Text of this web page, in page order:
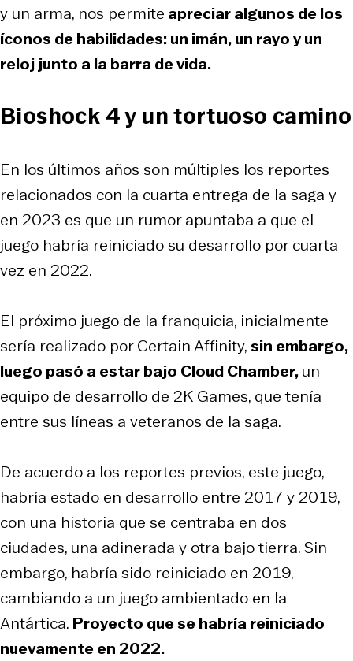
y un arma, nos permite apreciar algunos de los
íconos de habilidades: un imán, un rayo y un
reloj junto a la barra de vida.
Bioshock 4 y un tortuoso camino
En los últimos años son múltiples los reportes
relacionados con la cuarta entrega de la saga y
en 2023 es que un rumor apuntaba a que el
juego habría reiniciado su desarrollo por cuarta
vez en 2022.
El próximo juego de la franquicia, inicialmente
sería realizado por Certain Affinity,sin embargo,
luego pasó a estar bajo Cloud Chamber,un
equipo de desarrollo de 2K Games, que tenía
entre sus líneas a veteranos de la saga.
De acuerdo a los reportes previos, este juego,
habría estado en desarrollo entre 2017 y 2019,
con una historia que se centraba en dos
ciudades, una adinerada y otra bajo tierra. Sin
embargo, habría sido reiniciado en 2019,
cambiando a un juego ambientado en la
Antártica. Proyecto que se habría reiniciado
nuevamente en 2022.